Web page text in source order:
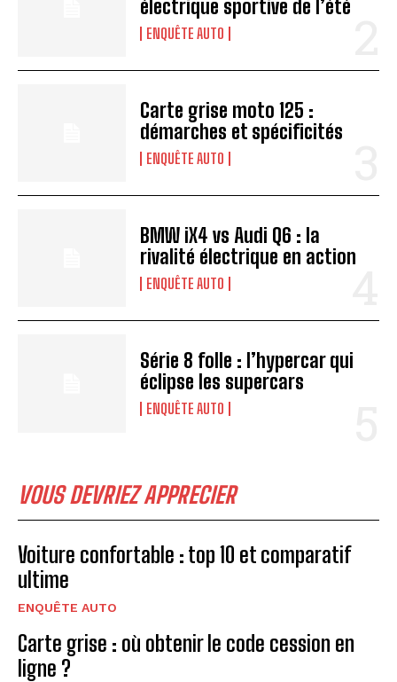
électrique sportive de l’été
ENQUÊTE AUTO
Carte grise moto 125 :
démarches et spécificités
ENQUÊTE AUTO
BMW iX4 vs Audi Q6 : la
rivalité électrique en action
ENQUÊTE AUTO
Série 8 folle : l’hypercar qui
éclipse les supercars
ENQUÊTE AUTO
VOUS DEVRIEZ APPRECIER
Voiture confortable : top 10 et comparatif
ultime
ENQUÊTE AUTO
Carte grise : où obtenir le code cession en
ligne ?